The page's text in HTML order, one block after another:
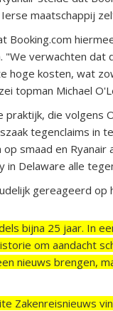
maatschappij
Booking.com
"We verwachten
hoge kosten, wat
topman Michael
die volgens
tegenclaims in
smaad en Ryanair
in Delaware alle
gereageerd op
bijna 25 jaar. In
om aandacht
nieuws brengen,
Zakenreisnieuws